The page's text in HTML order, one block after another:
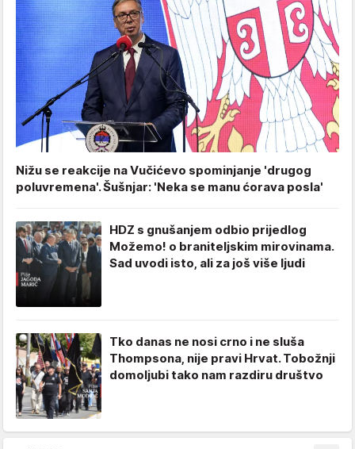
Nižu se reakcije na Vučićevo spominjanje 'drugog
poluvremena'. Šušnjar: 'Neka se manu ćorava posla'
HDZ s gnušanjem odbio prijedlog
Možemo! o braniteljskim mirovinama.
Sad uvodi isto, ali za još više ljudi
Tko danas ne nosi crno i ne sluša
Thompsona, nije pravi Hrvat. Tobožnji
domoljubi tako nam razdiru društvo